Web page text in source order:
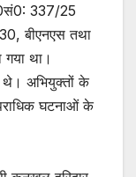
337/25
बीएनएस तथा
था।
थे। अभियुक्तों के
घटनाओं के